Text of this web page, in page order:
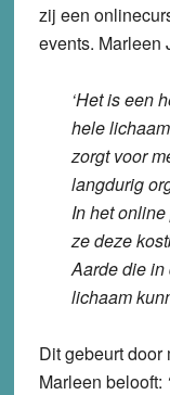
zij een
events. Marleen
‘Het is een
hele
zorgt voor
langdurig
In het
ze deze
Aarde die in
lichaam
Dit gebeurt
Marleen belooft: